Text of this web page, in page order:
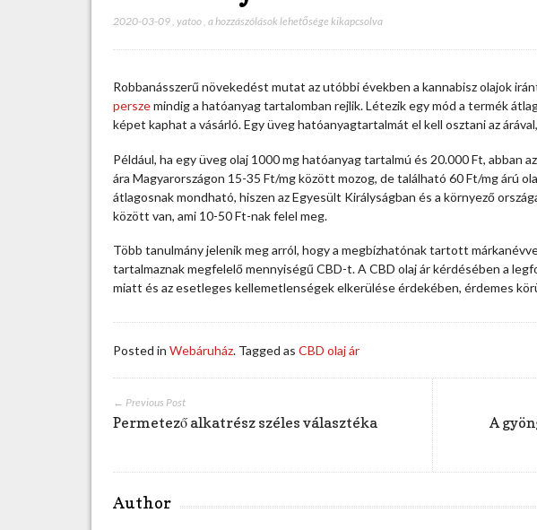
2020-03-09 ,yatoo ,C
l
a
j
i
t
h
o
n
s
ü
l
ö
b
a hozzászólások lehetősége kikapcsolva
Robbanásszerű növekedést mutat az utóbbi években a kannabisz olajok
perszemindig a hatóanyag tartalomban rejlik. Létezik egy mód a termék
képet kaphat a vásárló. Egy üveg hatóanyagtartalmát el kell osztani az
Például, ha egy üveg olaj 1000 mg hatóanyag tartalmú és 20.000 Ft, abban
ára Magyarországon 15-35 Ft/mg között mozog, de található 60 Ft/mg árú
átlagosnak mondható, hiszen az Egyesült Királyságban és a környező
között van, ami 10-50 Ft-nak felel meg.
Több tanulmány jelenik meg arról, hogy a megbízhatónak tartott
tartalmaznak megfelelő mennyiségű CBD-t. A CBD olaj ár kérdésében a
miatt és az esetleges kellemetlenségek elkerülése érdekében, érdemes
Posted inWebáruház. Tagged asCBD olaj ár
A
← Previous Post
Permetező alkatrész széles választéka
Author